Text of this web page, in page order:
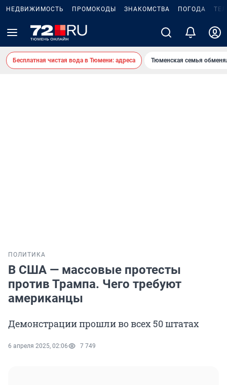
НЕДВИЖИМОСТЬ ПРОМОКОДЫ ЗНАКОМСТВА ПОГОДА
Бесплатная чистая вода в Тюмени: адреса Тюменская семья
ПОЛИТИКА
В США — массовые протесты
против Трампа. Чего требуют
американцы
Демонстрации прошли во всех 50 штатах
6 апреля 2025, 02:06 7 749